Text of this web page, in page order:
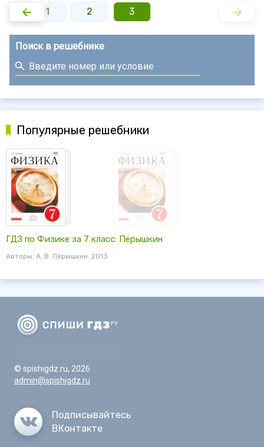
1
2 3
Поиск в решебнике
Популярные решебники
ГДЗ по Физике за 7 класс: Пёрышкин
Авторы: А. В. Пёрышкин. 2013
© spishigdz.ru, 2026
admin@spishigdz.ru
Подписывайтесь
ВКонтакте